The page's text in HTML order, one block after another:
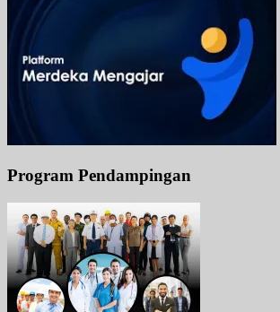
Program Pendampingan